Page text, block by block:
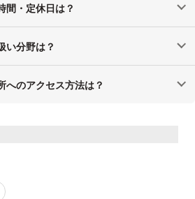
間・定休日は？
い分野は？
へのアクセス方法は？